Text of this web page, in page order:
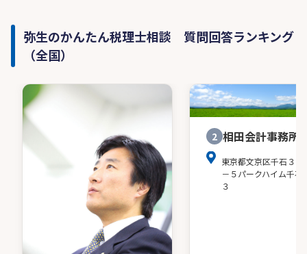
弥生のかんたん税理士相談 質問回答ランキング
（全国）
2 相田会計事務所
東京都文京区千石３－
－５パークハイム千石
３